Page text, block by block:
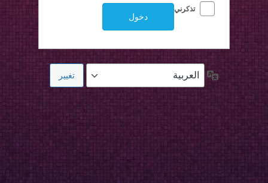
تذكرني
اللغة